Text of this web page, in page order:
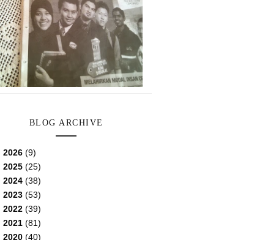
BLOG ARCHIVE
2026 (9)
2025 (25)
2024 (38)
2023 (53)
2022 (39)
2021 (81)
2020 (40)